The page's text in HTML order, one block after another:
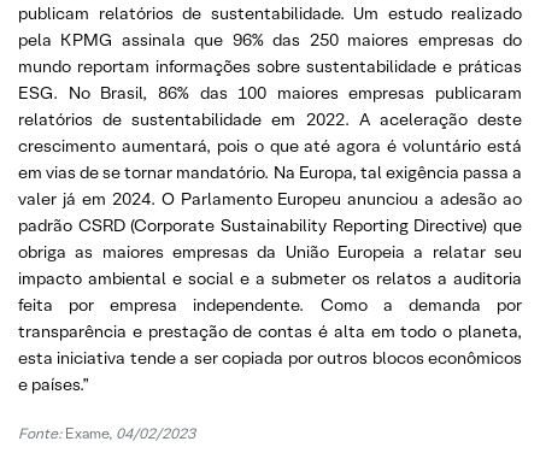
publicam relatórios de sustentabilidade. Um estudo realizado
pela KPMG assinala que 96% das 250 maiores empresas do
mundo reportam informações sobre sustentabilidade e práticas
ESG. No Brasil, 86% das 100 maiores empresas publicaram
relatórios de sustentabilidade em 2022. A aceleração deste
crescimento aumentará, pois o que até agora é voluntário está
em vias de se tornar mandatório. Na Europa, tal exigência passa a
valer já em 2024. O Parlamento Europeu anunciou a adesão ao
padrão CSRD (Corporate Sustainability Reporting Directive) que
obriga as maiores empresas da União Europeia a relatar seu
impacto ambiental e social e a submeter os relatos a auditoria
feita por empresa independente. Como a demanda por
transparência e prestação de contas é alta em todo o planeta,
esta iniciativa tende a ser copiada por outros blocos econômicos
e países.”
Fonte: Exame, 04/02/2023